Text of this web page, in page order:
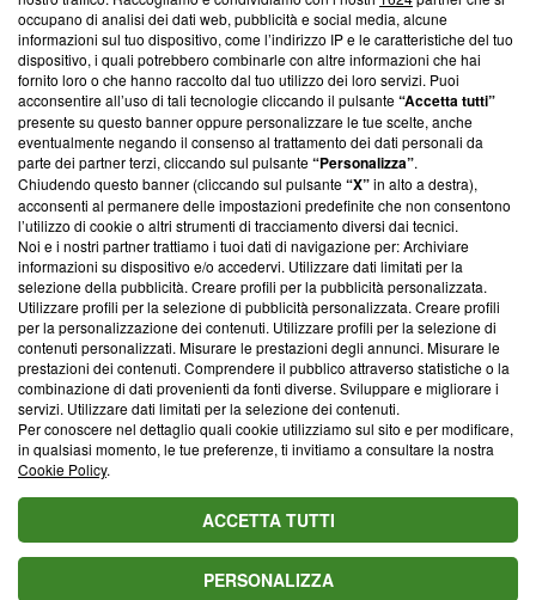
creare news di qualità. Inoltre, afferma la nostra aderenza a
‘Trust Project - News with Integrity’Blasting News non è
ancora membro del programma, ma ha richiesto di farne
parte; Trust Project non ha ancora effettuato una verifica di
conformità agli standard.
Su di noi
Team editoriale
Corporate
Redazione
Informativa Privacy
Cookie Policy
Blasting SA, IDI CHE-247.845.224, Via Carlo Frasca, 3 - 6900
Lugano (Svizzera) Tel:+39 0690258937
© 2026 Blasting News
occupano di analisi dei dati web, pubblicità e social media, alcune
informazioni sul tuo dispositivo, come l’indirizzo IP e le caratteristiche del tuo
dispositivo, i quali potrebbero combinarle con altre informazioni che hai
fornito loro o che hanno raccolto dal tuo utilizzo dei loro servizi. Puoi
acconsentire all’uso di tali tecnologie cliccando il pulsante“Accetta tutti”
presente su questo banner oppure personalizzare le tue scelte, anche
eventualmente negando il consenso al trattamento dei dati personali da
parte dei partner terzi, cliccando sul pulsante“Personalizza”.
Chiudendo questo banner (cliccando sul pulsante“X”in alto a destra),
acconsenti al permanere delle impostazioni predefinite che non consentono
l’utilizzo di cookie o altri strumenti di tracciamento diversi dai tecnici.
Noi e i nostri partner trattiamo i tuoi dati di navigazione per: Archiviare
informazioni su dispositivo e/o accedervi. Utilizzare dati limitati per la
selezione della pubblicità. Creare profili per la pubblicità personalizzata.
Utilizzare profili per la selezione di pubblicità personalizzata. Creare profili
per la personalizzazione dei contenuti. Utilizzare profili per la selezione di
contenuti personalizzati. Misurare le prestazioni degli annunci. Misurare le
prestazioni dei contenuti. Comprendere il pubblico attraverso statistiche o la
combinazione di dati provenienti da fonti diverse. Sviluppare e migliorare i
servizi. Utilizzare dati limitati per la selezione dei contenuti.
Per conoscere nel dettaglio quali cookie utilizziamo sul sito e per modificare,
in qualsiasi momento, le tue preferenze, ti invitiamo a consultare la nostra
Cookie Policy.
ACCETTA TUTTI
PERSONALIZZA